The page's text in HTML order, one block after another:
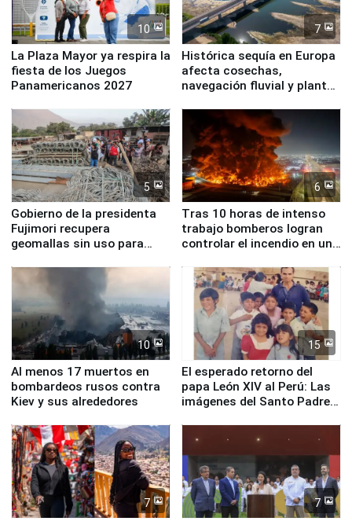
10
La Plaza Mayor ya respira la
fiesta de los Juegos
Panamericanos 2027
7
Histórica sequía en Europa
afecta cosechas,
navegación fluvial y plantas
5
Gobierno de la presidenta
Fujimori recupera
geomallas sin uso para
Fenómeno El Niño
6
Tras 10 horas de intenso
trabajo bomberos logran
controlar el incendio en una
de Chile
10
Al menos 17 muertos en
bombardeos rusos contra
Kiev y sus alrededores
15
El esperado retorno del
papa León XIV al Perú: Las
imágenes del Santo Padre
7 7